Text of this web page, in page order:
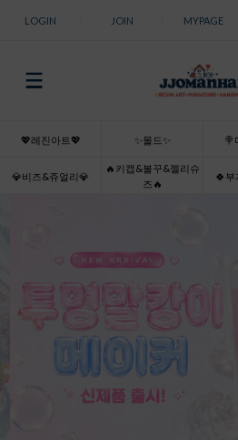
LOGIN JOIN MYPAGE
💖레진아트💖 ✨몰드✨ 🍭
💎비즈&쥬얼리💎
🔥키캡&볼꾸&젤리슈
즈🔥
🍀부